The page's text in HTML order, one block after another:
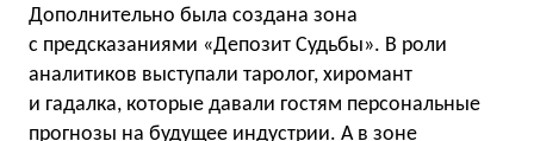
Дополнительно была создана зона
с предсказаниями «Депозит Судьбы». В роли
аналитиков выступали таролог, хиромант
и гадалка, которые давали гостям персональные
прогнозы на будущее индустрии. А в зоне